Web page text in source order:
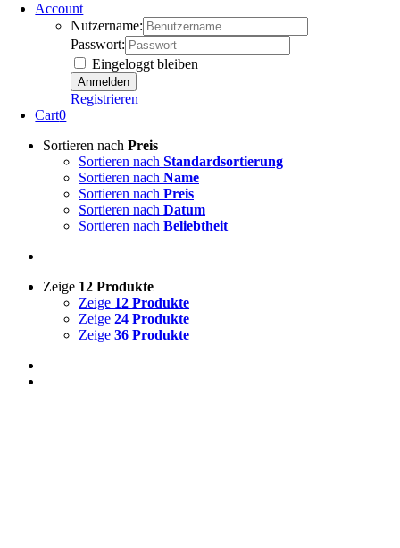
Account
Nutzername:
Passwort:
Eingeloggt bleiben
Registrieren
Cart0
Sortieren nach Preis
Sortieren nach Standardsortierung
Sortieren nach Name
Sortieren nach Preis
Sortieren nach Datum
Sortieren nach Beliebtheit
Zeige 12 Produkte
Zeige 12 Produkte
Zeige 24 Produkte
Zeige 36 Produkte